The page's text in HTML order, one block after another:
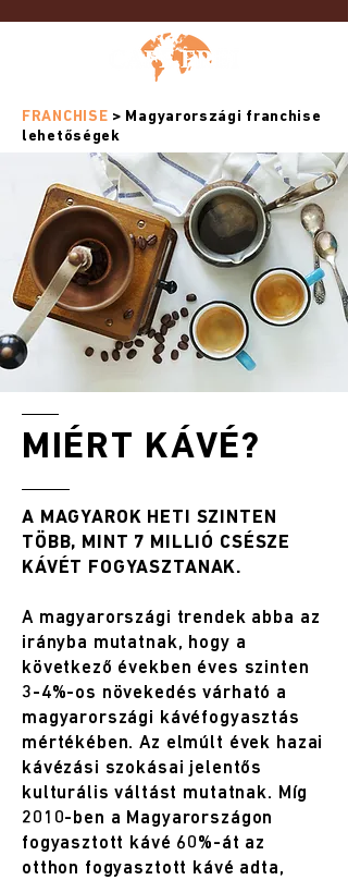
FRANCHISE > Magyarországi franchise
lehetőségek
MIÉRT KÁVÉ?
A MAGYAROK HETI SZINTEN
TÖBB, MINT 7 MILLIÓ CSÉSZE
KÁVÉT FOGYASZTANAK.
A magyarországi trendek abba az
irányba mutatnak, hogy a
következő években éves szinten
3-4%-os növekedés várható a
magyarországi kávéfogyasztás
mértékében. Az elmúlt évek hazai
kávézási szokásai jelentős
kulturális váltást mutatnak. Míg
2010-ben a Magyarországon
fogyasztott kávé 60%-át az
otthon fogyasztott kávé adta,